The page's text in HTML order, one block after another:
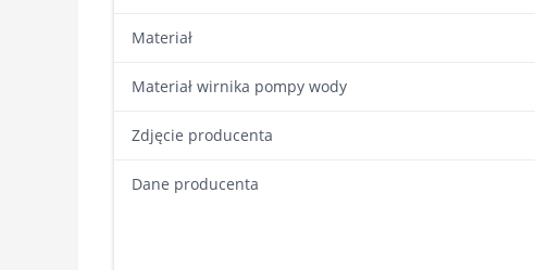
Materiał
Materiał wirnika pompy wody
Zdjęcie producenta
Dane producenta